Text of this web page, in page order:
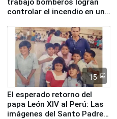
controlar el incendio en una
de Chile
15
El esperado retorno del
papa León XIV al Perú: Las
imágenes del Santo Padre